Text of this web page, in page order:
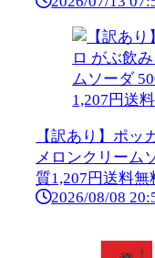
【訳あり】ポッ
メロンクリーム
質1,207円送料無
2026/08/08